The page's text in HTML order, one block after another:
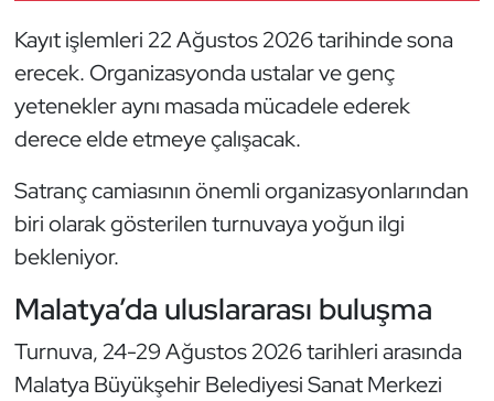
Kayıt işlemleri 22 Ağustos 2026 tarihinde sona
erecek. Organizasyonda ustalar ve genç
yetenekler aynı masada mücadele ederek
derece elde etmeye çalışacak.
Satranç camiasının önemli organizasyonlarından
biri olarak gösterilen turnuvaya yoğun ilgi
bekleniyor.
Malatya’da uluslararası buluşma
Turnuva, 24-29 Ağustos 2026 tarihleri arasında
Malatya Büyükşehir Belediyesi Sanat Merkezi
Hava Sporları
Hentbol
İşitme Engelli Sporcular
Judo ve Kuraş
Kano ve Rafting
Karate
Kayak